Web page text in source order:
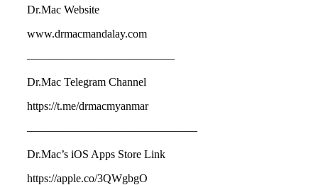
Dr.Mac Website
www.drmacmandalay.com
—————————————
Dr.Mac Telegram Channel
https://t.me/drmacmyanmar
———————————————
Dr.Mac’s iOS Apps Store Link
https://apple.co/3QWgbgO